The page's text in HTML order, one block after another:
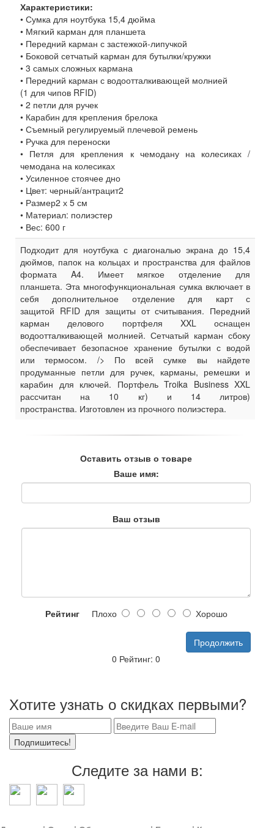
Характеристики:
• Сумка для ноутбука 15,4 дюйма
• Мягкий карман для планшета
• Передний карман с застежкой-липучкой
• Боковой сетчатый карман для бутылки/кружки
• 3 самых сложных кармана
• Передний карман с водоотталкивающей молнией
(1 для чипов RFID)
• 2 петли для ручек
• Карабин для крепления брелока
• Съемный регулируемый плечевой ремень
• Ручка для переноски
• Петля для крепления к чемодану на колесиках /
чемодана на колесиках
• Усиленное стоячее дно
• Цвет: черный/антрацит2
• Размер2 х 5 см
• Материал: полиэстер
• Вес: 600 г
Подходит для ноутбука с диагональю экрана до 15,4
дюймов, папок на кольцах и пространства для файлов
формата A4. Имеет мягкое отделение для
планшета. Эта многофункциональная сумка включает в
себя дополнительное отделение для карт с
защитой RFID для защиты от считывания. Передний
карман делового портфеля XXL оснащен
водоотталкивающей молнией. Сетчатый карман сбоку
обеспечивает безопасное хранение бутылки с водой
или термосом. /> По всей сумке вы найдете
продуманные петли для ручек, карманы, ремешки и
карабин для ключей. Портфель Troika Business XXL
рассчитан на 10 кг) и 14 литров)
пространства. Изготовлен из прочного полиэстера.
Оставить отзыв о товаре
Ваше имя:
Ваш отзыв
РейтингПлохо Хорошо
Продолжить
0 Рейтинг: 0
Хотите узнать о скидках первыми?
Подпишитесь!
Следите за нами в: